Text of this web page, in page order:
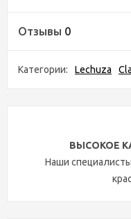
Отзывы 0
Категории: Lechuza
ВЫСОКОЕ
Наши